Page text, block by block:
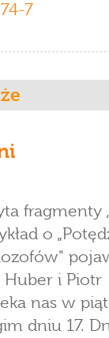
7
fragmenty
o
Huber i Piotr
nas w
dniu 17.